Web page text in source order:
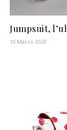
Jumpsuit,
10 Marzo 2020